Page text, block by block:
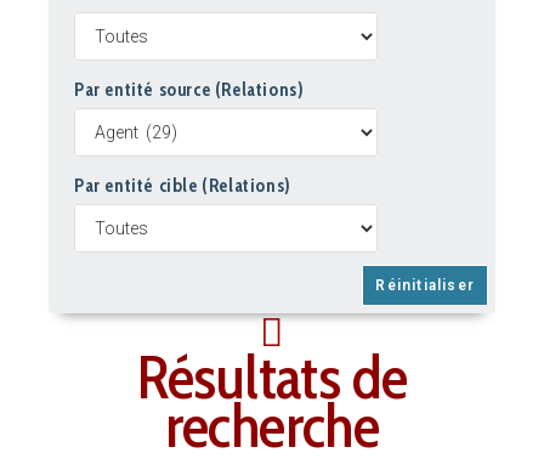
Par entité source (Relations)
Par entité cible (Relations)
Résultats de
recherche